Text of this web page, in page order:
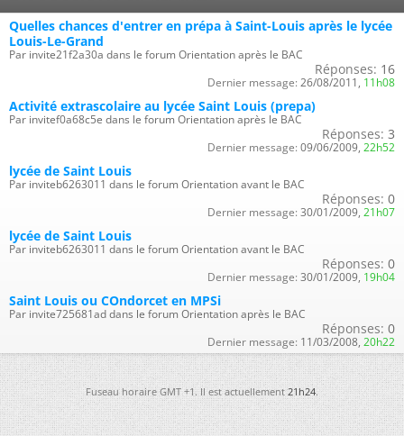
Quelles chances d'entrer en prépa à Saint-Louis après le lycée
Louis-Le-Grand
Par invite21f2a30a dans le forum Orientation après le BAC
Réponses: 16
Dernier message: 26/08/2011, 11h08
Activité extrascolaire au lycée Saint Louis (prepa)
Par invitef0a68c5e dans le forum Orientation après le BAC
Réponses: 3
Dernier message: 09/06/2009, 22h52
lycée de Saint Louis
Par inviteb6263011 dans le forum Orientation avant le BAC
Réponses: 0
Dernier message: 30/01/2009, 21h07
lycée de Saint Louis
Par inviteb6263011 dans le forum Orientation avant le BAC
Réponses: 0
Dernier message: 30/01/2009, 19h04
Saint Louis ou COndorcet en MPSi
Par invite725681ad dans le forum Orientation après le BAC
Réponses: 0
Dernier message: 11/03/2008, 20h22
Fuseau horaire GMT +1. Il est actuellement21h24.